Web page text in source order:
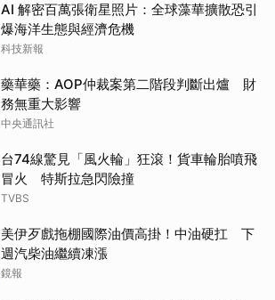
AI 解密百萬張衛星照片：全球藻華擴散恐引
爆海洋生態與經濟危機
科技新報
藥華藥：AOP仲裁案第二階段判斷出爐 財
務無重大影響
中央通訊社
台74線驚見「風火輪」狂滾！貨車輪胎噴飛
冒火 特斯拉急閃險撞
TVBS
美伊歹戲拖棚國際油價高掛！中油硬扛 下
週汽柴油繼續凍漲
鏡報